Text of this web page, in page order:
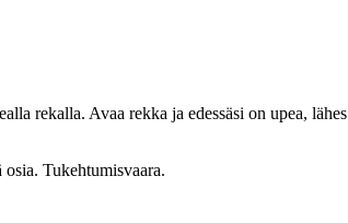
rekalla. Avaa rekka ja edessäsi on upea,
Tukehtumisvaara.